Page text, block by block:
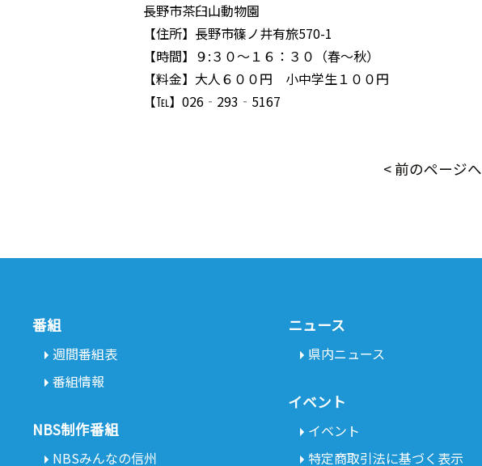
長野市茶臼山動物園
【住所】長野市篠ノ井有旅570-1
【時間】９:３０～１６：３０（春～秋）
【料金】大人６００円 小中学生１００円
【℡】026‐293‐5167
< 前のページへ
番組
週間番組表
番組情報
NBS制作番組
NBSみんなの信州
ニュース
県内ニュース
イベント
イベント
特定商取引法に基づく表示